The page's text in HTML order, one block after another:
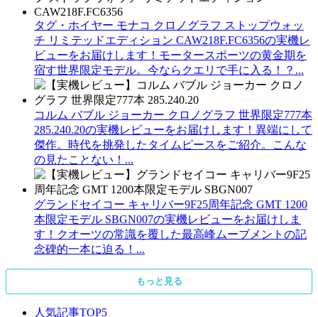
タグ・ホイヤー モナコ クロノグラフ ストップウォッ
チ リミテッドエディション CAW218F.FC6356の実機レ
ビューをお届けします！モータースポーツの黄金期を
宿す世界限定モデル。今ならクエリで手に入る！？...
コルム バブル ジョーカー クロノグラフ 世界限定777本
285.240.20の実機レビューをお届けします！異端にして
傑作。時代を挑発したタイムピースをご紹介。こんな
の見たことない！...
グランドセイコー キャリバー9F25周年記念 GMT 1200
本限定モデル SBGN007の実機レビューをお届けしま
す！クオーツの常識を覆した最高峰ムーブメントの記
念碑的一本に迫る！...
もっと見る
人気記事TOP5